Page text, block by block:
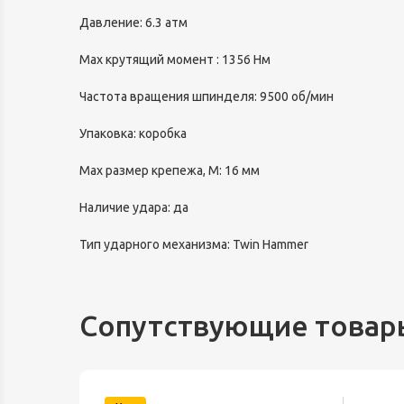
Давление: 6.3 атм
Max крутящий момент : 1356 Нм
Частота вращения шпинделя: 9500 об/мин
Упаковка: коробка
Max размер крепежа, М: 16 мм
Наличие удара: да
Тип ударного механизма: Twin Hammer
Сопутствующие